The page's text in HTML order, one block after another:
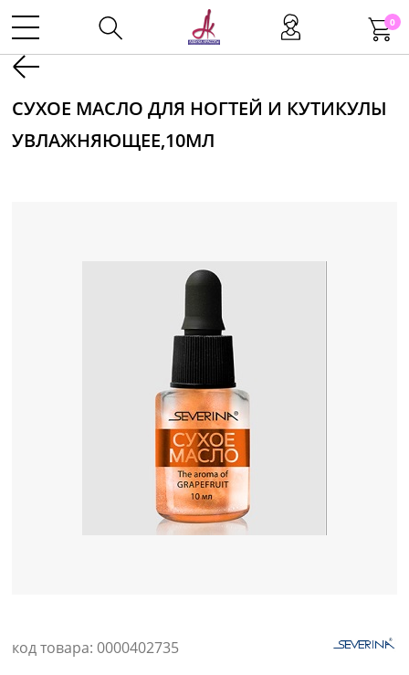
0
Инструменты
Одноразовая продукция
Уход за кожей
СУХОЕ МАСЛО ДЛЯ НОГТЕЙ И КУТИКУЛЫ
УВЛАЖНЯЮЩЕЕ,10МЛ
код товара: 0000402735